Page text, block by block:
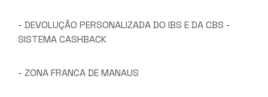
- DEVOLUÇÃO PERSONALIZADA DO IBS E DA CBS -
SISTEMA CASHBACK
- ZONA FRANCA DE MANAUS